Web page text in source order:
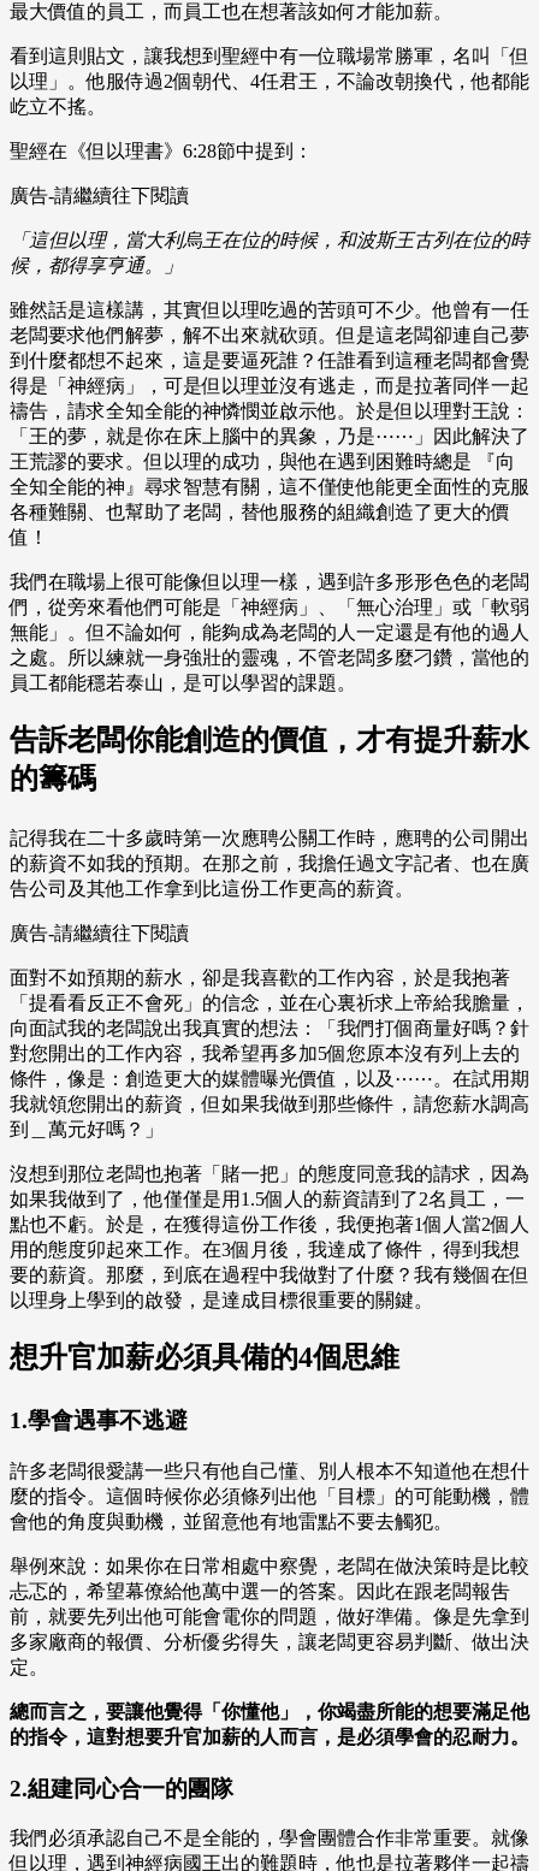
最大價值的員工，而員工也在想著該如何才能加薪。
看到這則貼文，讓我想到聖經中有一位職場常勝軍，名叫「但
以理」。他服侍過2個朝代、4任君王，不論改朝換代，他都能
屹立不搖。
聖經在《但以理書》6:28節中提到：
廣告-請繼續往下閱讀
「這但以理，當大利烏王在位的時候，和波斯王古列在位的時
候，都得享亨通。」
雖然話是這樣講，其實但以理吃過的苦頭可不少。他曾有一任
老闆要求他們解夢，解不出來就砍頭。但是這老闆卻連自己夢
到什麼都想不起來，這是要逼死誰？任誰看到這種老闆都會覺
得是「神經病」，可是但以理並沒有逃走，而是拉著同伴一起
禱告，請求全知全能的神憐憫並啟示他。於是但以理對王說：
「王的夢，就是你在床上腦中的異象，乃是⋯⋯」因此解決了
王荒謬的要求。但以理的成功，與他在遇到困難時總是 『向
全知全能的神』尋求智慧有關，這不僅使他能更全面性的克服
各種難關、也幫助了老闆，替他服務的組織創造了更大的價
值！
我們在職場上很可能像但以理一樣，遇到許多形形色色的老闆
們，從旁來看他們可能是「神經病」、「無心治理」或「軟弱
無能」。但不論如何，能夠成為老闆的人一定還是有他的過人
之處。所以練就一身強壯的靈魂，不管老闆多麼刁鑽，當他的
員工都能穩若泰山，是可以學習的課題。
告訴老闆你能創造的價值，才有提升薪水
的籌碼
記得我在二十多歲時第一次應聘公關工作時，應聘的公司開出
的薪資不如我的預期。在那之前，我擔任過文字記者、也在廣
告公司及其他工作拿到比這份工作更高的薪資。
廣告-請繼續往下閱讀
面對不如預期的薪水，卻是我喜歡的工作內容，於是我抱著
「提看看反正不會死」的信念，並在心裏祈求上帝給我膽量，
向面試我的老闆說出我真實的想法：「我們打個商量好嗎？針
對您開出的工作內容，我希望再多加5個您原本沒有列上去的
條件，像是：創造更大的媒體曝光價值，以及⋯⋯。在試用期
我就領您開出的薪資，但如果我做到那些條件，請您薪水調高
到＿萬元好嗎？」
沒想到那位老闆也抱著「賭一把」的態度同意我的請求，因為
如果我做到了，他僅僅是用1.5個人的薪資請到了2名員工，一
點也不虧。於是，在獲得這份工作後，我便抱著1個人當2個人
用的態度卯起來工作。在3個月後，我達成了條件，得到我想
要的薪資。那麼，到底在過程中我做對了什麼？我有幾個在但
以理身上學到的啟發，是達成目標很重要的關鍵。
想升官加薪必須具備的4個思維
1.學會遇事不逃避
許多老闆很愛講一些只有他自己懂、別人根本不知道他在想什
麼的指令。這個時候你必須條列出他「目標」的可能動機，體
會他的角度與動機，並留意他有地雷點不要去觸犯。
舉例來說：如果你在日常相處中察覺，老闆在做決策時是比較
忐忑的，希望幕僚給他萬中選一的答案。因此在跟老闆報吿
前，就要先列出他可能會電你的問題，做好準備。像是先拿到
多家廠商的報價、分析優劣得失，讓老闆更容易判斷、做出決
定。
總而言之，要讓他覺得「你懂他」，你竭盡所能的想要滿足他
的指令，這對想要升官加薪的人而言，是必須學會的忍耐力。
2.組建同心合一的團隊
我們必須承認自己不是全能的，學會團體合作非常重要。就像
但以理，遇到神經病國王出的難題時，他也是拉著夥伴一起禱